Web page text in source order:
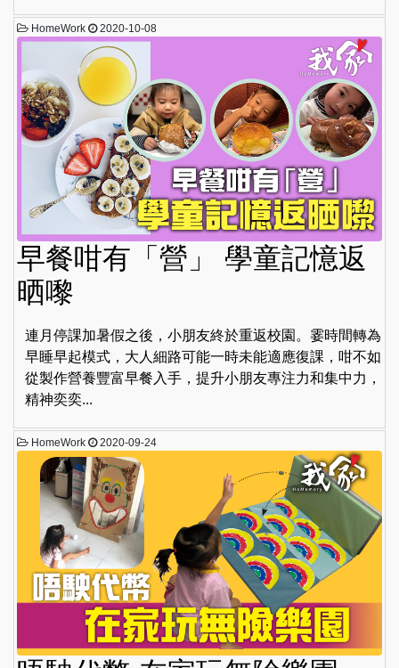
HomeWork 2020-10-08
早餐咁有「營」 學童記憶返
晒嚟
連月停課加暑假之後，小朋友終於重返校園。霎時間轉為
早睡早起模式，大人細路可能一時未能適應復課，咁不如
從製作營養豐富早餐入手，提升小朋友專注力和集中力，
精神奕奕...
HomeWork 2020-09-24